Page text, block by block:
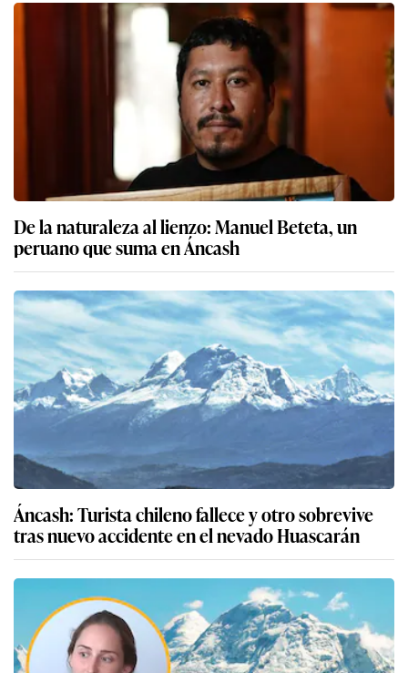
De la naturaleza al lienzo: Manuel Beteta, un
peruano que suma en Áncash
Áncash: Turista chileno fallece y otro sobrevive
tras nuevo accidente en el nevado Huascarán